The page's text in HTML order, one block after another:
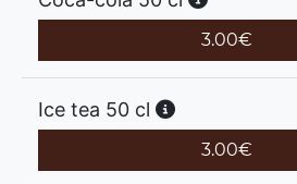
3.00€
Ice tea 50 cl
3.00€